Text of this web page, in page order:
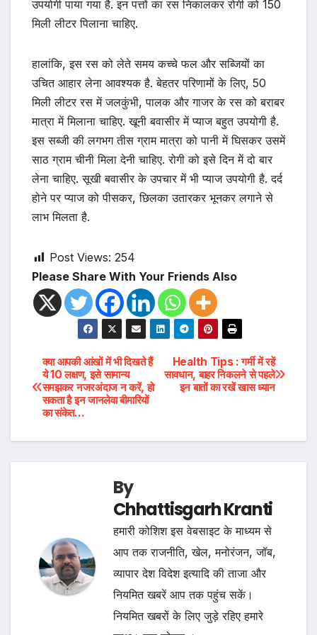
उपयोगी पाया गया है. इन पत्तों का रस निकालकर रोगी को 150
मिली लीटर पिलाना चाहिए.
हालांकि, इस रस को लेते समय कच्चे फल और सब्जियों का
उचित आहार लेना आवश्यक है. बेहतर परिणामों के लिए, 50
मिली लीटर रस में जलकुंभी, पालक और गाजर के रस को बराबर
मात्रा में मिलाना चाहिए. खूनी बवासीर में प्याज बहुत उपयोगी है.
इस सब्जी की लगभग तीस ग्राम मात्रा को पानी में घिसकर उसमें
साठ ग्राम चीनी मिला देनी चाहिए. रोगी को इसे दिन में दो बार
लेना चाहिए. सूखी बवासीर के उपचार में भी प्याज उपयोगी है. दर्द
होने पर प्याज को पीसकर, छिलका उतारकर भूनकर लगाने से
लाभ मिलता है.
Post Views: 254
Please Share With Your Friends Also
Post
navigation
Health Tips : गर्मी में रहें
सावधान, बाहर निकलने से पहले
इन बातों का रखें खास ध्यान
क्या आपकी आंखों में भी दिखते हैं
ये 10 लक्षण, इसे सामान्य
समझकर नजरअंदाज न करें, हो
सकता है इन जानलेवा बीमारियों
का संकेत…
By
Chhattisgarh Kranti
हमारी कोशिश इस वेबसाइट के माध्यम से
आप तक राजनीति, खेल, मनोरंजन, जॉब,
व्यापार देश विदेश इत्यादि की ताजा और
नियमित खबरें आप तक पहुंच सकें।
नियमित खबरों के लिए जुड़े रहिए हमारे